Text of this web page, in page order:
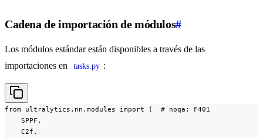
Cadena de importación de módulos#
Los módulos estándar están disponibles a través de las
importaciones en
tasks.py :
from ultralytics.nn.modules import (  # noqa: F401
    SPPF,
    C2f,